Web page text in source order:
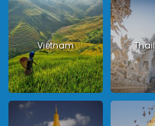
Vietnam